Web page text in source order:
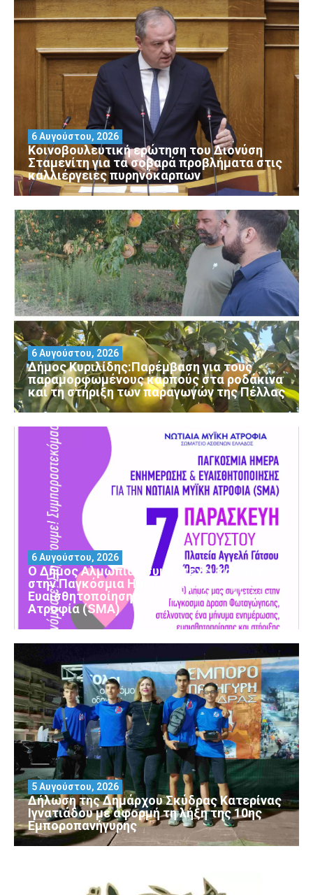
Κοινοβουλευτική ερώτηση του Διονύση
Σταμενίτη για τα σοβαρά προβλήματα στις
καλλιέργειες πυρηνόκαρπων
6 Αυγούστου, 2026
Δήμος Κυριλίδης:Παρέμβαση για τους
παραμορφωμένους καρπούς στα ροδάκινα
και τη στήριξη των παραγωγών της Πέλλας
6 Αυγούστου, 2026
Ο Δήμος Αλμωπίας συμμετέχει και φέτος
στην Παγκόσμια Ημέρα Ενημέρωσης και
Ευαισθητοποίησης για τη Νωτιαία Μυϊκή
Ατροφία (SMA)
6 Αυγούστου, 2026
Δήλωση της Δημάρχου Σκύδρας Κατερίνας
Ιγνατιάδου με αφορμή τη λήξη της 10ης
Εμποροπανήγυρης
5 Αυγούστου, 2026